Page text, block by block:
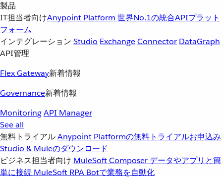
製品
IT担当者向けAnypoint Platform 世界No.1の統合APIプラット
フォーム
インテグレーション Studio ExchangeConnector DataGraph
API管理
Flex Gateway新着情報
Governance新着情報
MonitoringAPI Manager
See all
無料トライアルAnypoint Platformの無料トライアルお申込み
Studio & Muleのダウンロード
ビジネス担当者向け MuleSoft Composer データやアプリと簡
単に接続 MuleSoft RPA Botで業務を自動化